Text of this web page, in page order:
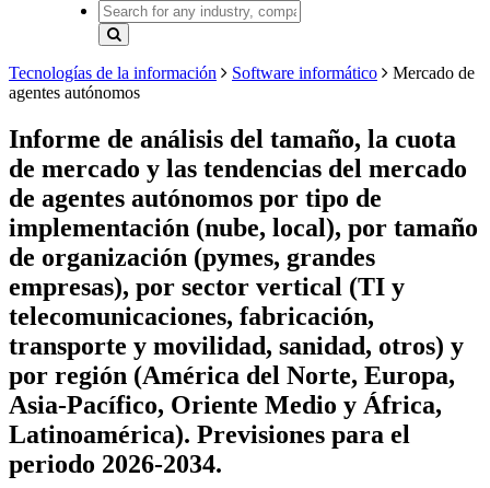
Tecnologías de la información Software informático
Mercado de
agentes autónomos
Informe de análisis del tamaño, la cuota
de mercado y las tendencias del mercado
de agentes autónomos por tipo de
implementación (nube, local), por tamaño
de organización (pymes, grandes
empresas), por sector vertical (TI y
telecomunicaciones, fabricación,
transporte y movilidad, sanidad, otros) y
por región (América del Norte, Europa,
Asia-Pacífico, Oriente Medio y África,
Latinoamérica). Previsiones para el
periodo 2026-2034.